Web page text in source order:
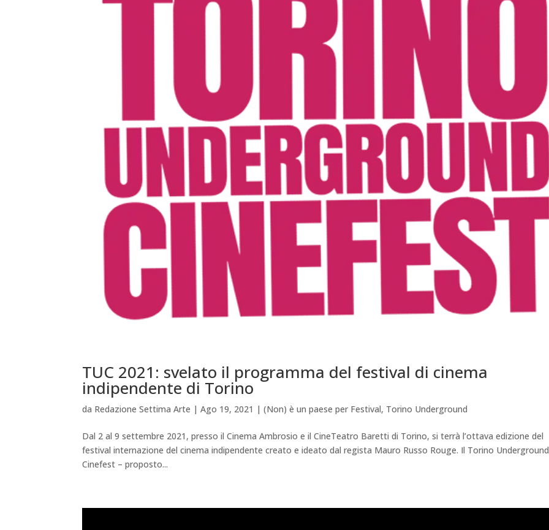
TUC 2021: svelato il programma del festival di cinema
indipendente di Torino
da Redazione Settima Arte |Ago 19, 2021 |(Non) è un paese per Festival, Torino Underground
Dal 2 al 9 settembre 2021, presso il Cinema Ambrosio e il CineTeatro Baretti di Torino, si terrà l’ottava edizione del
festival internazione del cinema indipendente creato e ideato dal regista Mauro Russo Rouge. Il Torino Underground
Cinefest – proposto...